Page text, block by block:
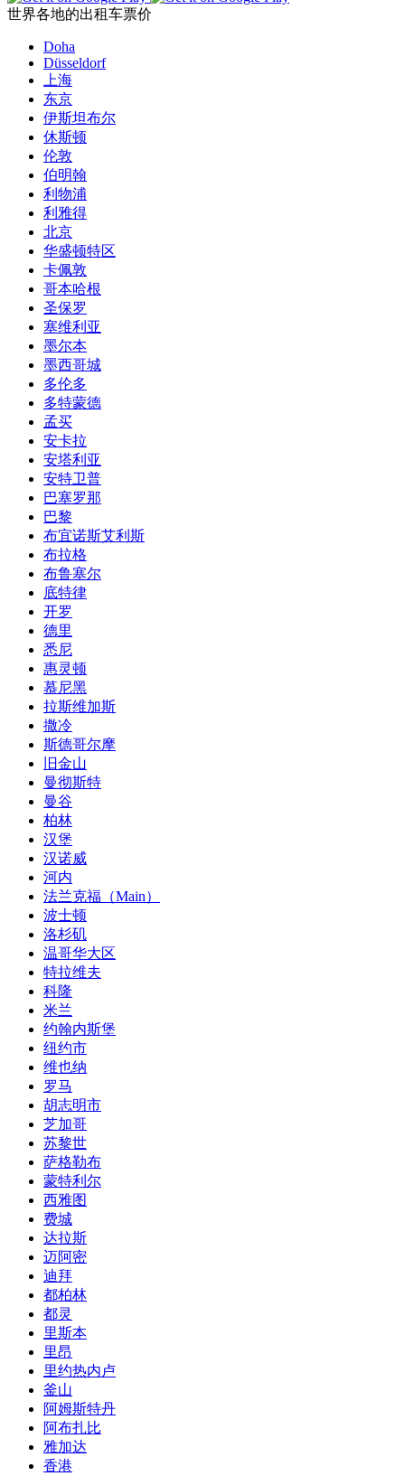
世界各地的出租车票价
Doha
Düsseldorf
上海
东京
伊斯坦布尔
休斯顿
伦敦
伯明翰
利物浦
利雅得
北京
华盛顿特区
卡佩敦
哥本哈根
圣保罗
塞维利亚
墨尔本
墨西哥城
多伦多
多特蒙德
孟买
安卡拉
安塔利亚
安特卫普
巴塞罗那
巴黎
布宜诺斯艾利斯
布拉格
布鲁塞尔
底特律
开罗
德里
悉尼
惠灵顿
慕尼黑
拉斯维加斯
撒冷
斯德哥尔摩
旧金山
曼彻斯特
曼谷
柏林
汉堡
汉诺威
河内
法兰克福（Main）
波士顿
洛杉矶
温哥华大区
特拉维夫
科隆
米兰
约翰内斯堡
纽约市
维也纳
罗马
胡志明市
芝加哥
苏黎世
萨格勒布
蒙特利尔
西雅图
费城
达拉斯
迈阿密
迪拜
都柏林
都灵
里斯本
里昂
里约热内卢
釜山
阿姆斯特丹
阿布扎比
雅加达
香港